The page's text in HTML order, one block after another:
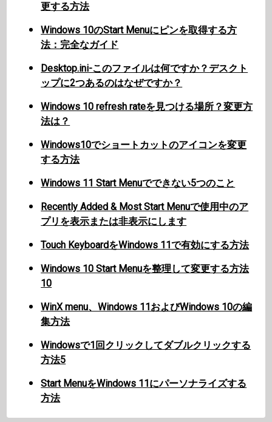
更する方法
Windows 10のStart Menuにピンを取得する方
法：完全なガイド
Desktop.ini-このファイルは何ですか？デスクト
ップに2つあるのはなぜですか？
Windows 10 refresh rateを見つける場所？変更方
法は？
Windows10でショートカットのアイコンを変更
する方法
Windows 11 Start Menuでできない5つのこと
Recently Added & Most Start Menuで使用中のア
プリを表示または非表示にします
Touch KeyboardをWindows 11で有効にする方法
Windows 10 Start Menuを整理して変更する方法
10
WinX menu、Windows 11およびWindows 10の編
集方法
Windowsで1回クリックしてダブルクリックする
方法5
Start MenuをWindows 11にパーソナライズする
方法